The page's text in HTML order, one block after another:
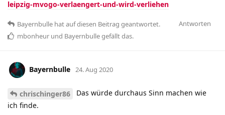
leipzig-mvogo-verlaengert-und-wird-verliehen
Antworten
Bayernbulle hatauf diesen Beitrag geantwortet.
mbonheur und Bayernbullegefällt das.
Bayernbulle 24. Aug 2020
chrischinger86
Das würde durchaus Sinn machen wie
ich finde.